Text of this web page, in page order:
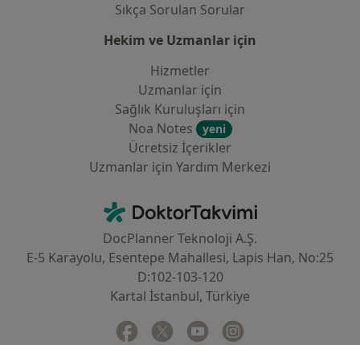
Sıkça Sorulan Sorular
Hekim ve Uzmanlar için
Hizmetler
Uzmanlar için
Sağlık Kuruluşları için
Noa Notes
yeni
Ücretsiz İçerikler
Uzmanlar için Yardım Merkezi
DoktorTakvimi - Ana Sayfa
DocPlanner Teknoloji A.Ş.
E-5 Karayolu, Esentepe Mahallesi, Lapis Han, No:25
D:102-103-120
Kartal İstanbul, Türkiye
Facebook
yeni bir sekmede açılır
Twitter
yeni bir sekmede açılır
Youtube
yeni bir sekmede açılır